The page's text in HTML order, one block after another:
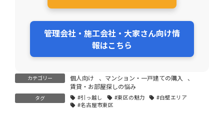
管理会社・施工会社・大家さん向け情
報はこちら
カテゴリー 個人向け 、 マンション・一戸建ての購入
、
賃貸・お部屋探しの悩み
タグ #引っ越し #東区の魅力
#白壁エリア
#名古屋市東区